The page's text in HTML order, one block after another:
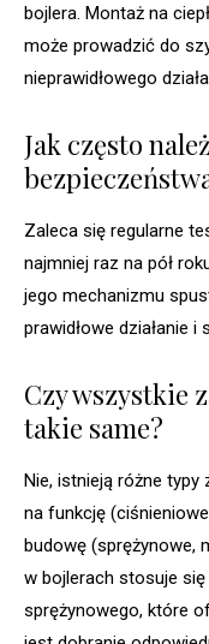
bojlera. Montaż na
może prowadzić do
nieprawidłowego
Jak często
Zaleca się regularne
najmniej raz na pół
jego mechanizmu
prawidłowe działanie
Czy wszystkie
takie same?
Nie, istnieją różne
na funkcję
budowę (sprężynowe,
w bojlerach stosuje
sprężynowego, które